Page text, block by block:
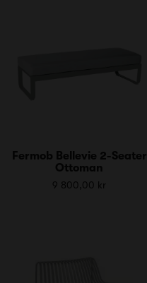
Fermob Bellevie 2-Seater
Ottoman
9 800,00 kr